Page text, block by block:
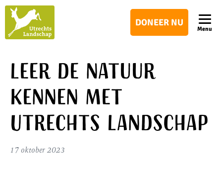
DONEER NU
Menu
Leer de natuur
kennen met
Utrechts Landschap
17 oktober 2023